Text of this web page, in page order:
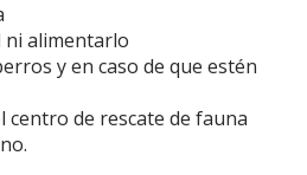
ni alimentarlo
y en caso de que estén
centro de rescate de fauna